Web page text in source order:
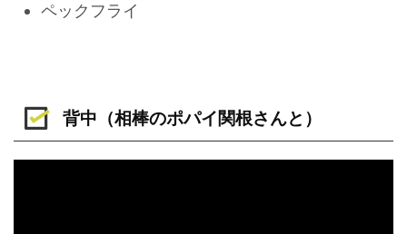
ペックフライ
背中（相棒のポパイ関根さんと）